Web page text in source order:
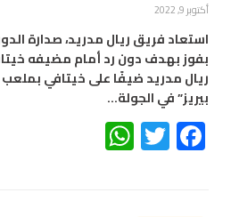
أكتوبر 9, 2022
استعاد فريق ريال مدريد، صدارة
بفوز بهدف دون رد أمام مضيفه
ريال مدريد ضيفًا على خيتافي
بيريز” في الجولة…
Facebook
Twitter